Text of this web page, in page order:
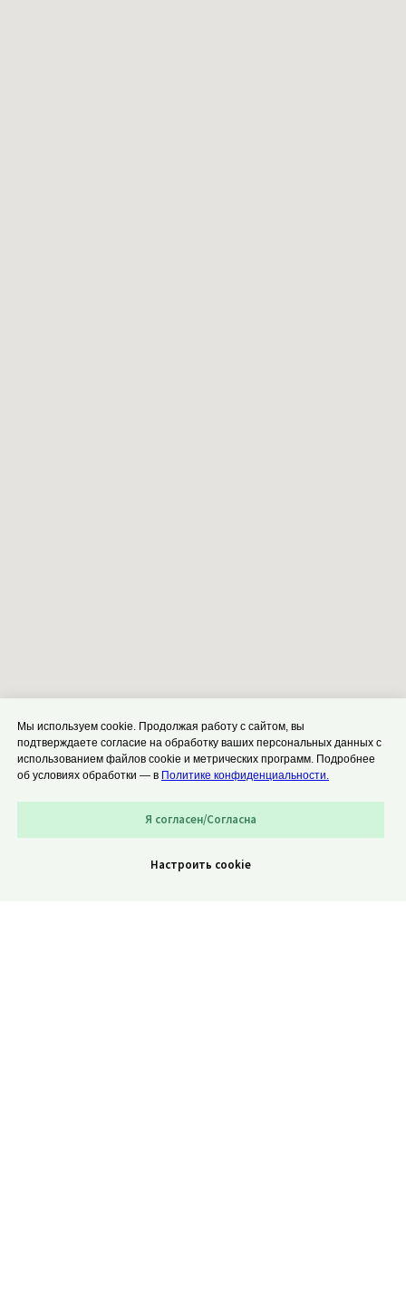
Мы используем cookie. Продолжая работу с сайтом, вы
подтверждаете согласие на обработку ваших персональных данных с
использованием файлов cookie и метрических программ. Подробнее
об условиях обработки — в Политике конфиденциальности.
Я согласен/Согласна
Настроить cookie